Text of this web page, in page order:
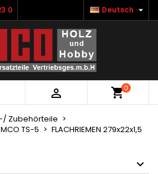
0 Deutsch 
 0
Zubehörteile
TS-5
FLACHRIEMEN 279x22x1,5
×
erstellen ×
Wunschliste erstellen
×
sein, um Artikel Ihrer
zu können.
Abbrechen Anmelden